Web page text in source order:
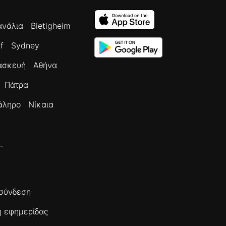
Bietigheim
Sydney
Αθήνα
Πάτρα
Νίκαια